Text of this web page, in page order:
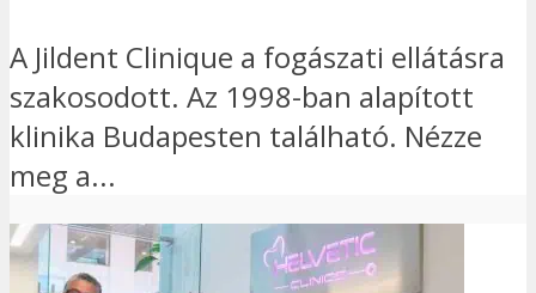
A Jildent Clinique a fogászati ellátásra
szakosodott. Az 1998-ban alapított
klinika Budapesten található. Nézze
meg a...